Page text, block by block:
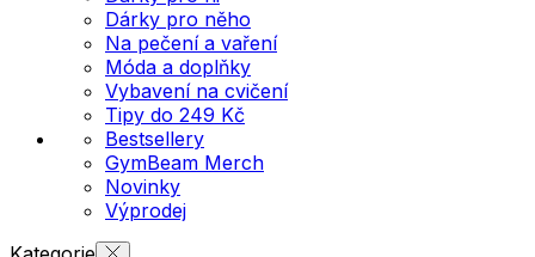
Dárky pro něho
Na pečení a vaření
Móda a doplňky
Vybavení na cvičení
Tipy do 249 Kč
Bestsellery
GymBeam Merch
Novinky
Výprodej